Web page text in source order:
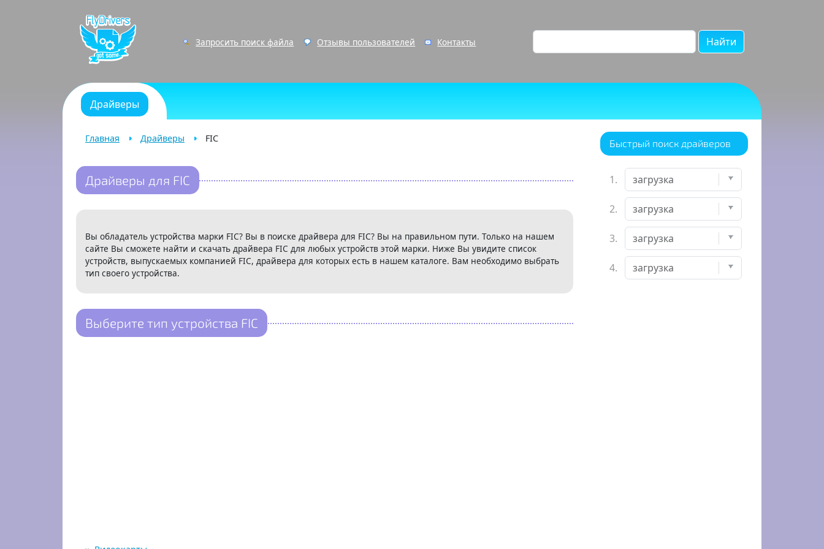
Запросить поиск файла Отзывы пользователей Контакты Найти
Драйверы
Главная Драйверы FIC
Драйверы для FIC
Вы обладатель устройства марки FIC? Вы в поиске драйвера для FIC? Вы на правильном пути. Только на нашем
сайте Вы сможете найти и скачать драйвера FIC для любых устройств этой марки. Ниже Вы увидите список
устройств, выпускаемых компанией FIC, драйвера для которых есть в нашем каталоге. Вам необходимо выбрать
тип своего устройства.
Выберите тип устройства FIC
Быстрый поиск драйверов
1.
2.
3.
4.